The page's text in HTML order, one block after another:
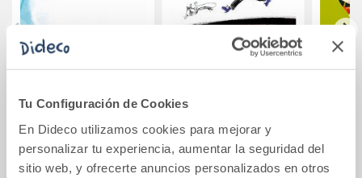
Tu Configuración de Cookies
En Dideco utilizamos cookies para mejorar y
personalizar tu experiencia, aumentar la seguridad del
sitio web, y ofrecerte anuncios personalizados en otros
¡Qué frío!
6,90€
Comprar
Renata toca el
inglés y etcétera,
etcétera, etcétera
12,20€
Comprar
EL